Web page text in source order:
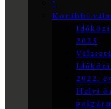
*
Korábbi
Időközi
2023
Időközi
2022.
Helyi